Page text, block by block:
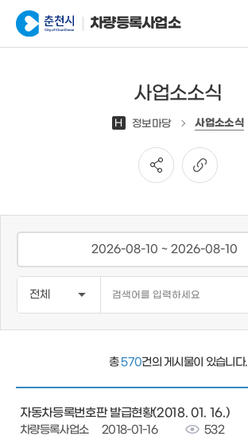
차량등록사업소
사업소소식
H 정보마당 사업소소식
총570건의 게시물이 있습니다.
자동차등록번호판 발급현황(2018. 01. 16.)
차량등록사업소 2018-01-16 532